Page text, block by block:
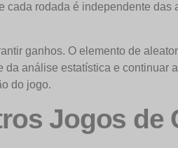
rodada é independente das
ganhos. O elemento de
análise estatística e continuar
do jogo.
Jogos de